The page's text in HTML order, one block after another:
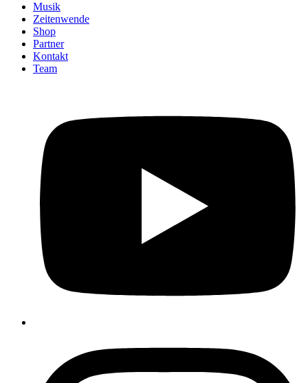
Musik
Zeitenwende
Shop
Partner
Kontakt
Team